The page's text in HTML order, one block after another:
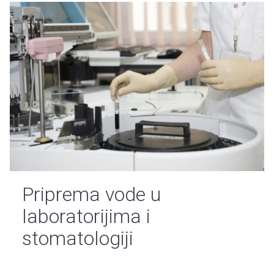
Priprema vode u
laboratorijima i
stomatologiji